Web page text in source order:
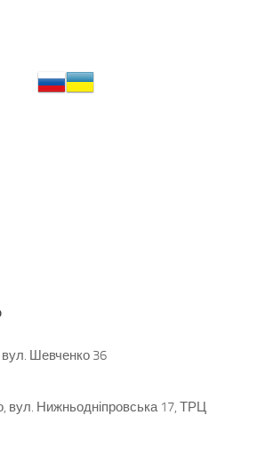
вул. Шевченко 36
вул. Нижньодніпровська 17, ТРЦ